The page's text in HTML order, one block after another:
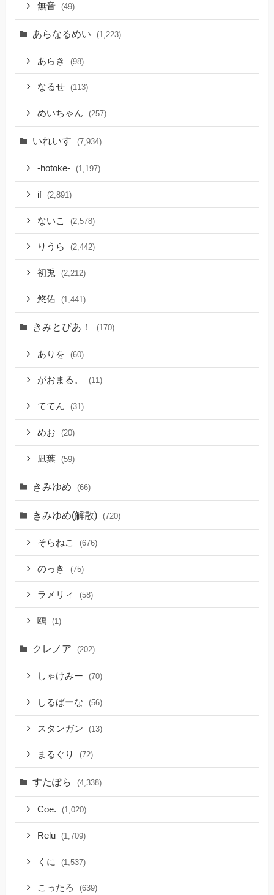
無音 (49)
あらなるめい (1,223)
あらき (98)
なるせ (113)
めいちゃん (257)
いれいす (7,934)
-hotoke- (1,197)
if (2,891)
ないこ (2,578)
りうら (2,442)
初兎 (2,212)
悠佑 (1,441)
きみとぴあ！ (170)
ありを (60)
がおまる。 (11)
ててん (31)
めお (20)
凪葉 (59)
きみゆめ (66)
きみゆめ(解散) (720)
そらねこ (676)
のっき (75)
ラメリィ (58)
鴎 (1)
クレノア (202)
しゃけみー (70)
しるばーな (56)
スタンガン (13)
まるぐり (72)
すたぽら (4,338)
Coe. (1,020)
Relu (1,709)
くに (1,537)
こったろ (639)